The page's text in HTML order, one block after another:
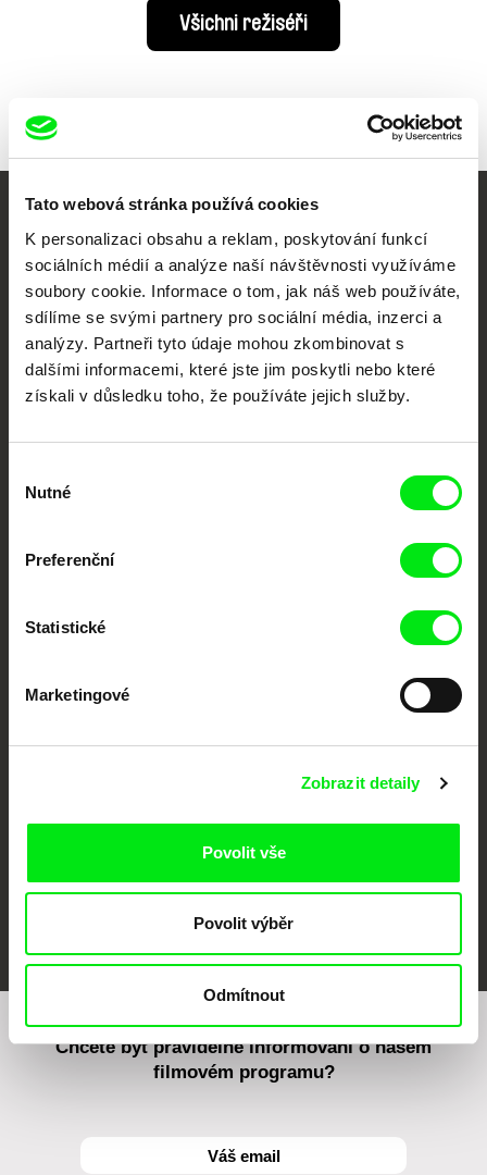
Tato webová stránka používá cookies
K personalizaci obsahu a reklam, poskytování funkcí
sociálních médií a analýze naší návštěvnosti využíváme
soubory cookie. Informace o tom, jak náš web používáte,
sdílíme se svými partnery pro sociální média, inzerci a
analýzy. Partneři tyto údaje mohou zkombinovat s
dalšími informacemi, které jste jim poskytli nebo které
získali v důsledku toho, že používáte jejich služby.
souhlasu
Nutné
Preferenční
Statistické
Marketingové
Zobrazit detaily
Povolit vše
Povolit výběr
Odmítnout
Všichni režiséři
Vaše online
dokumentární kino
Nové festivalové filmy
každý týden
CPH:DOX DOK Leipzig
Chcete být pravidelně informováni o našem
filmovém programu?